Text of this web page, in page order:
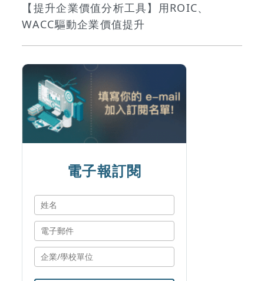
【提升企業價值分析工具】用ROIC、
WACC驅動企業價值提升
電子報訂閱